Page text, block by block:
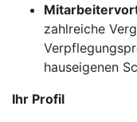
zahlreiche
hauseigenen
Ihr Profil